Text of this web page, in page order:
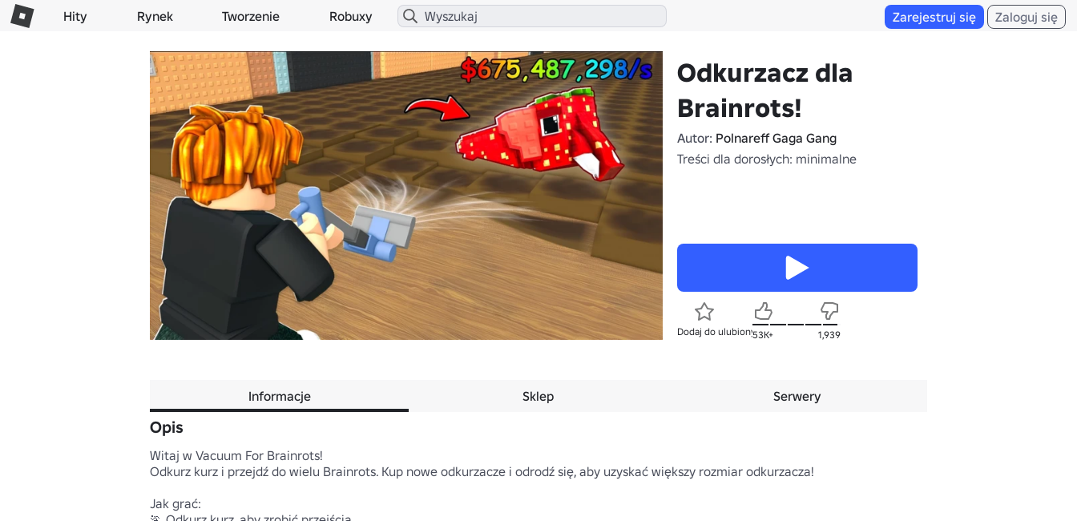
Hity Rynek Tworzenie Robuxy Zarejestruj się Zaloguj się
Odkurzacz dla
Brainrots!
Autor: Polnareff Gaga Gang
Treści dla dorosłych: minimalne
Dodaj do ulubionych
53K+ 1,939
Informacje Sklep Serwery
Opis
Witaj w Vacuum For Brainrots!
Odkurz kurz i przejdź do wielu Brainrots. Kup nowe odkurzacze i odrodź się, aby uzyskać większy rozmiar odkurzacza!
Jak grać: